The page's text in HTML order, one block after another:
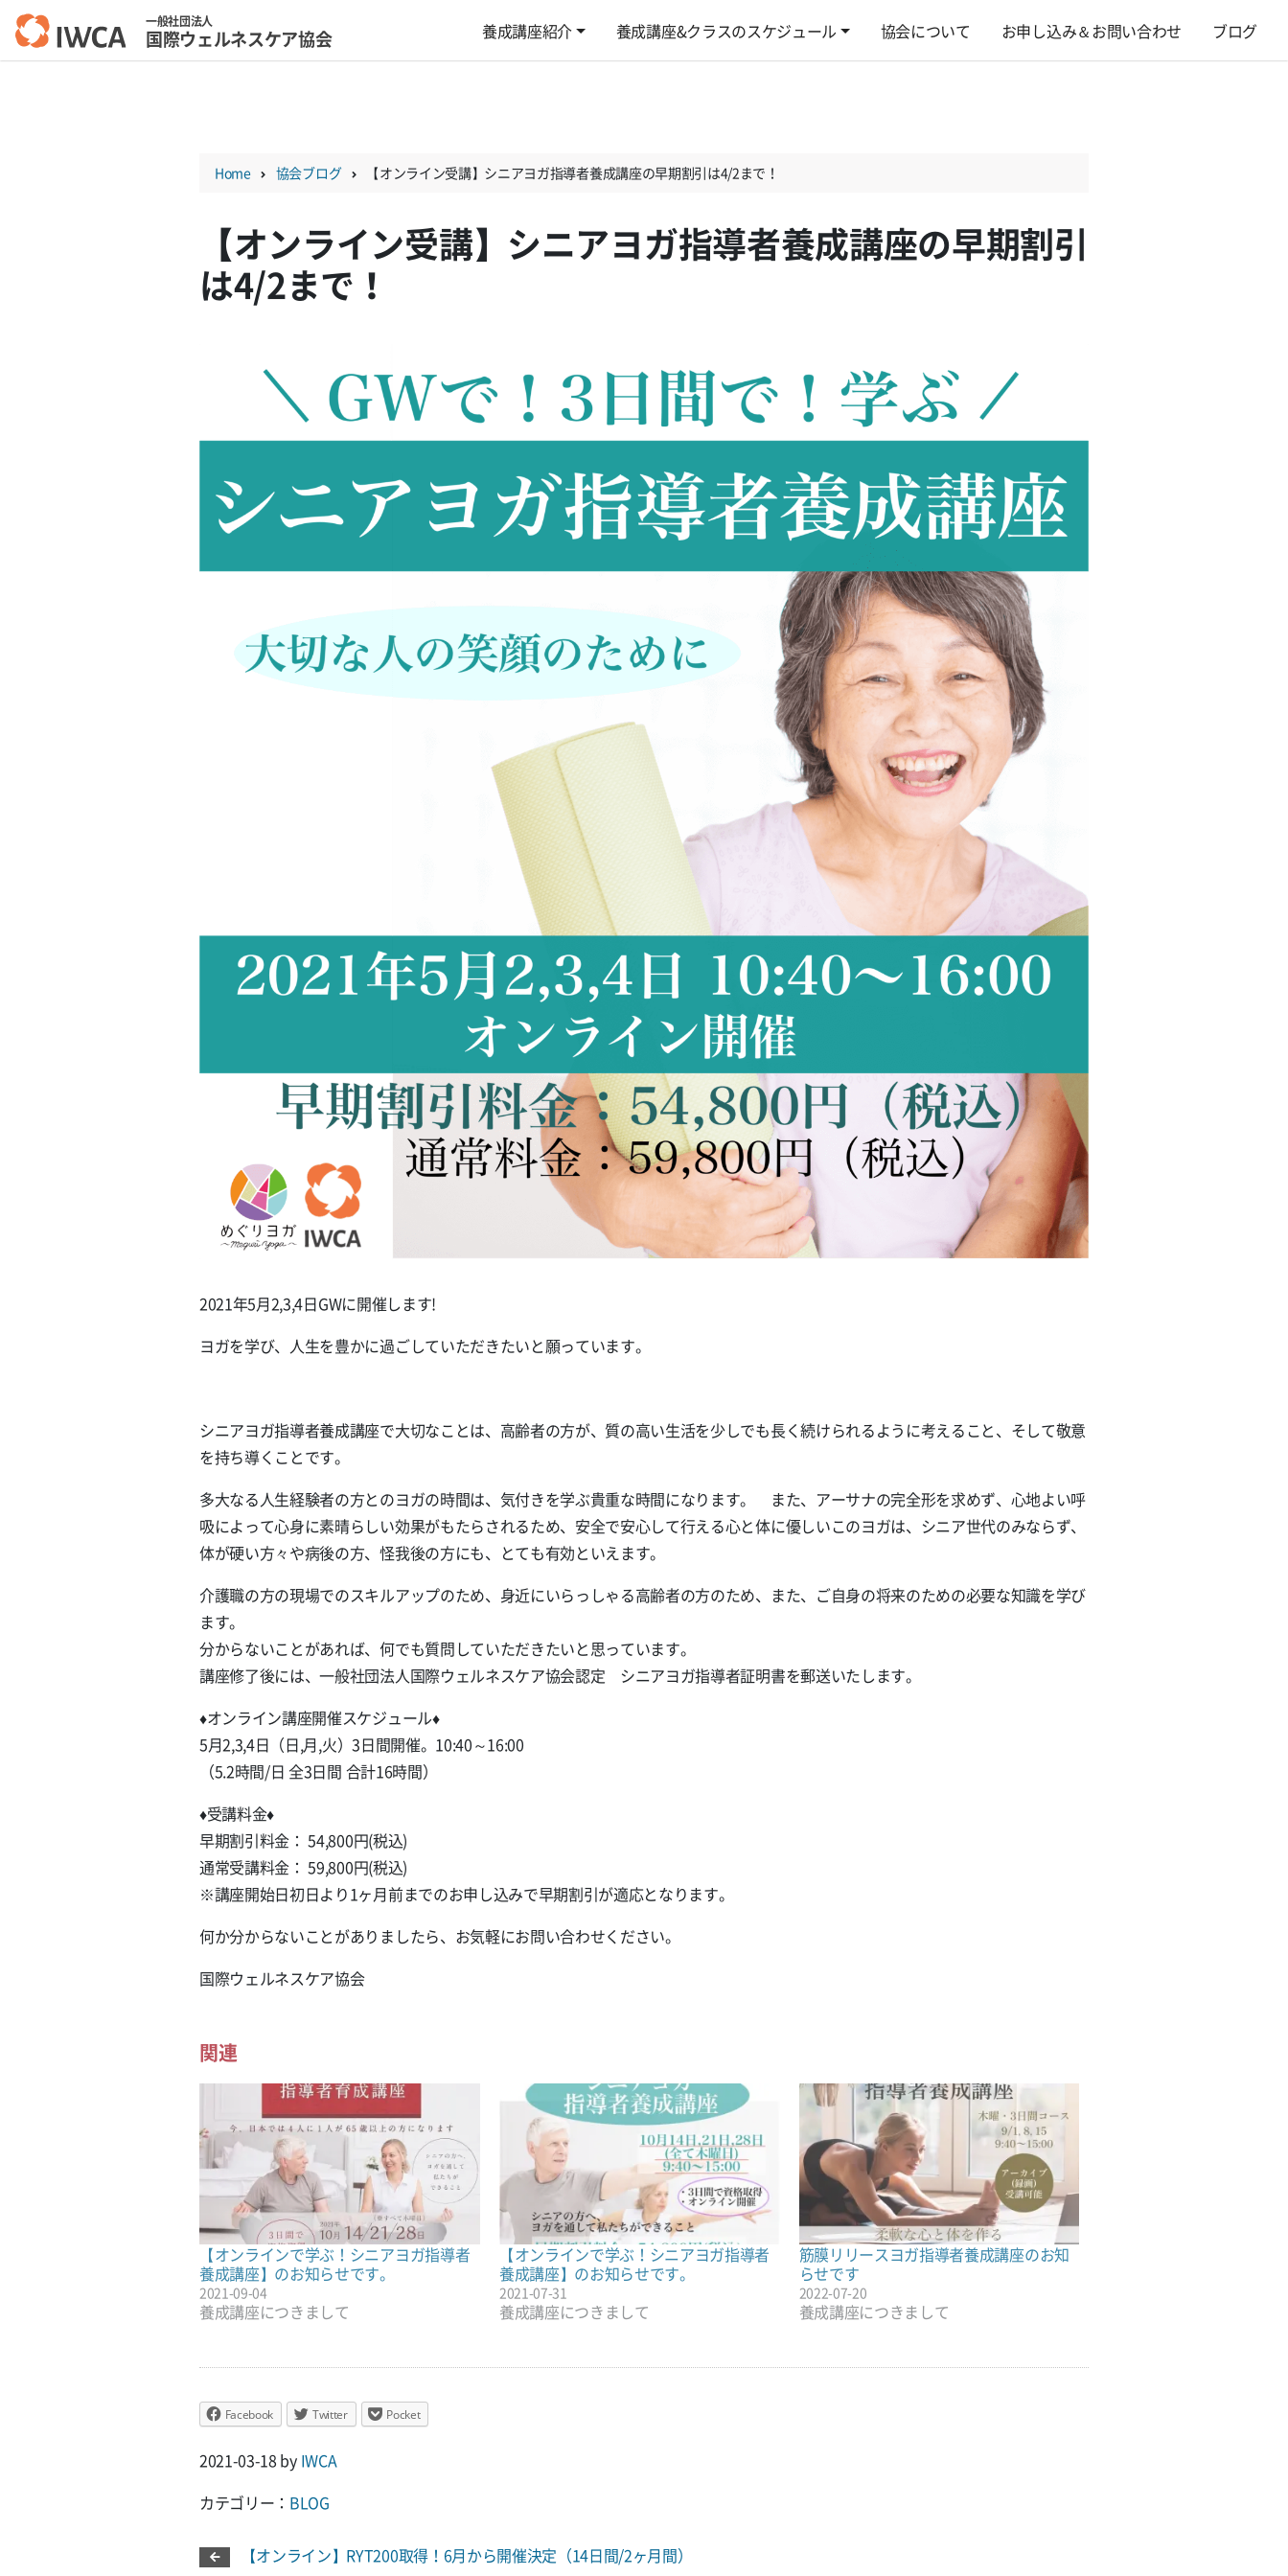
一般社団法人
国際ウェルネスケア協会 養成講座紹介 養成講座&クラスのスケジュール 協会について お申し込み＆お問い合わせ ブログ
Home 協会ブログ 【オンライン受講】シニアヨガ指導者養成講座の早期割引は4/2まで！
【オンライン受講】シニアヨガ指導者養成講座の早期割引
は4/2まで！
2021年5月2,3,4日GWに開催します!
ヨガを学び、人生を豊かに過ごしていただきたいと願っています。
シニアヨガ指導者養成講座で大切なことは、高齢者の方が、質の高い生活を少しでも長く続けられるように考えること、そして敬意
を持ち導くことです。
多大なる人生経験者の方とのヨガの時間は、気付きを学ぶ貴重な時間になります。 また、アーサナの完全形を求めず、心地よい呼
吸によって心身に素晴らしい効果がもたらされるため、安全で安心して行える心と体に優しいこのヨガは、シニア世代のみならず、
体が硬い方々や病後の方、怪我後の方にも、とても有効といえます。
介護職の方の現場でのスキルアップのため、身近にいらっしゃる高齢者の方のため、また、ご自身の将来のための必要な知識を学び
ます。
分からないことがあれば、何でも質問していただきたいと思っています。
講座修了後には、一般社団法人国際ウェルネスケア協会認定 シニアヨガ指導者証明書を郵送いたします。
♦️オンライン講座開催スケジュール♦️
5月2,3,4日（日,月,火）3日間開催。10:40～16:00
（5.2時間/日 全3日間 合計16時間）
♦️受講料金♦️
早期割引料金： 54,800円(税込)
通常受講料金： 59,800円(税込)
※講座開始日初日より1ヶ月前までのお申し込みで早期割引が適応となります。
何か分からないことがありましたら、お気軽にお問い合わせください。
国際ウェルネスケア協会
関連
【オンラインで学ぶ！シニアヨガ指導者
養成講座】のお知らせです。
2021-09-04
養成講座につきまして
【オンラインで学ぶ！シニアヨガ指導者
養成講座】のお知らせです。
2021-07-31
養成講座につきまして
筋膜リリースヨガ指導者養成講座のお知
らせです
2022-07-20
養成講座につきまして
Facebook Twitter Pocket
2021-03-18 by IWCA
カテゴリー： BLOG
【オンライン】RYT200取得！6月から開催決定（14日間/2ヶ月間）